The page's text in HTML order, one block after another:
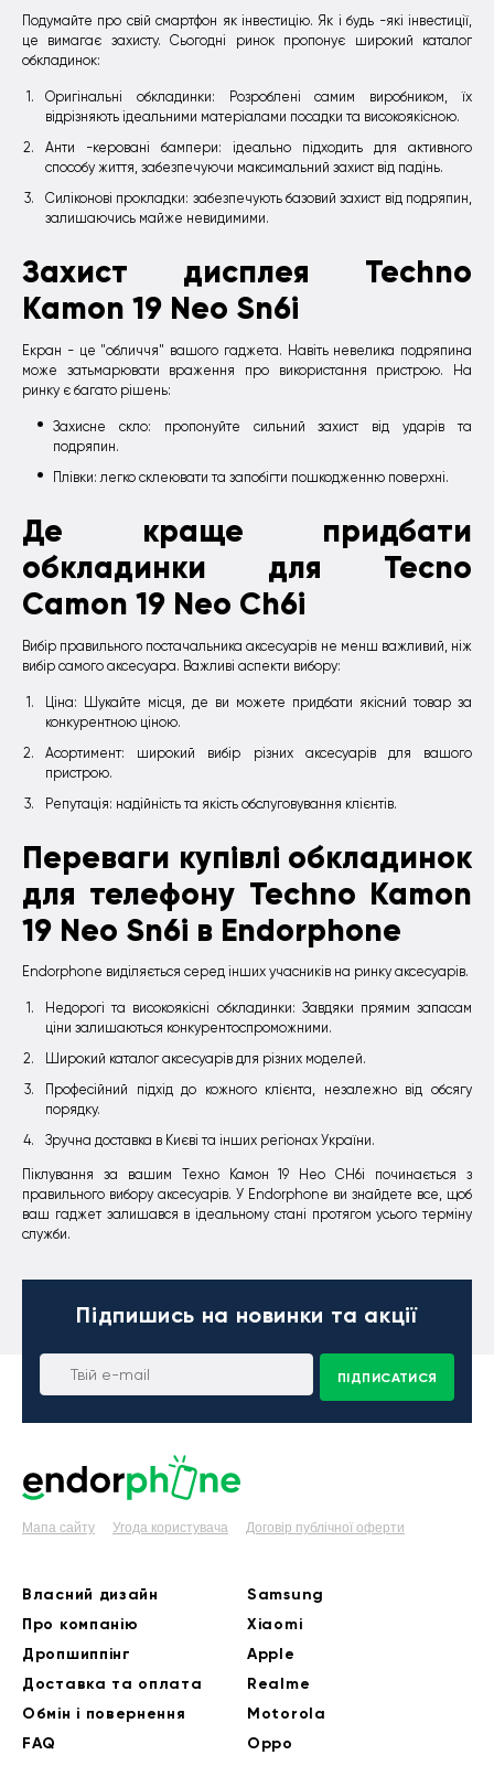
Подумайте про свій смартфон як інвестицію. Як і будь -які інвестиції,
це вимагає захисту. Сьогодні ринок пропонує широкий каталог
обкладинок:
Оригінальні обкладинки: Розроблені самим виробником, їх
відрізняють ідеальними матеріалами посадки та високоякісною.
Анти -керовані бампери: ідеально підходить для активного
способу життя, забезпечуючи максимальний захист від падінь.
Силіконові прокладки: забезпечують базовий захист від подряпин,
залишаючись майже невидимими.
Захист дисплея Techno
Kamon 19 Neo Sn6i
Екран - це "обличчя" вашого гаджета. Навіть невелика подряпина
може затьмарювати враження про використання пристрою. На
ринку є багато рішень:
Захисне скло: пропонуйте сильний захист від ударів та
подряпин.
Плівки: легко склеювати та запобігти пошкодженню поверхні.
Де краще придбати
обкладинки для Tecno
Camon 19 Neo Ch6i
Вибір правильного постачальника аксесуарів не менш важливий, ніж
вибір самого аксесуара. Важливі аспекти вибору:
Ціна: Шукайте місця, де ви можете придбати якісний товар за
конкурентною ціною.
Асортимент: широкий вибір різних аксесуарів для вашого
пристрою.
Репутація: надійність та якість обслуговування клієнтів.
Переваги купівлі обкладинок
для телефону Techno Kamon
19 Neo Sn6i в Endorphone
Endorphone виділяється серед інших учасників на ринку аксесуарів.
Недорогі та високоякісні обкладинки: Завдяки прямим запасам
ціни залишаються конкурентоспроможними.
Широкий каталог аксесуарів для різних моделей.
Професійний підхід до кожного клієнта, незалежно від обсягу
порядку.
Зручна доставка в Києві та інших регіонах України.
Піклування за вашим Техно Камон 19 Нео СН6i починається з
правильного вибору аксесуарів. У Endorphone ви знайдете все, щоб
ваш гаджет залишався в ідеальному стані протягом усього терміну
служби.
Підпишись на новинки та акції
ПІДПИСАТИСЯ
Мапа сайту Угода користувача Договір публічної оферти
Власний дизайн
Про компанію
Дропшиппінг
Доставка та оплата
Обмін і повернення
FAQ
Samsung
Xiaomi
Apple
Realme
Motorola
Oppo